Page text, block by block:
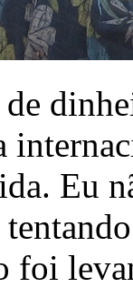
Eu
foi